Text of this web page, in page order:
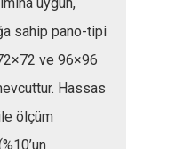
sahip pano-tipi
ve 96×96
Hassas
ölçüm